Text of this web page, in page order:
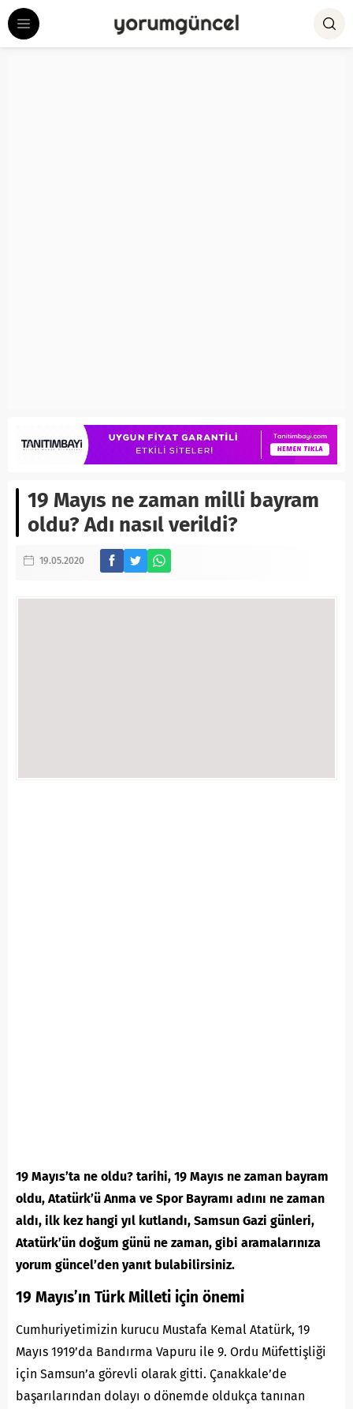
19 Mayıs ne zaman milli bayram
oldu? Adı nasıl verildi?
19.05.2020
19 Mayıs’ta ne oldu? tarihi, 19 Mayıs ne zaman bayram
oldu, Atatürk’ü Anma ve Spor Bayramı adını ne zaman
aldı, ilk kez hangi yıl kutlandı, Samsun Gazi günleri,
Atatürk’ün doğum günü ne zaman, gibi aramalarınıza
yorum güncel’den yanıt bulabilirsiniz.
19 Mayıs’ın Türk Milleti için önemi
Cumhuriyetimizin kurucu Mustafa Kemal Atatürk, 19
Mayıs 1919’da Bandırma Vapuru ile 9. Ordu Müfettişliği
için Samsun’a görevli olarak gitti. Çanakkale’de
başarılarından dolayı o dönemde oldukça tanınan